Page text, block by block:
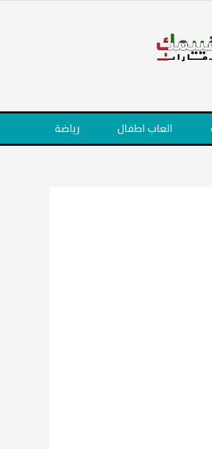
العاب اطفال رياضة